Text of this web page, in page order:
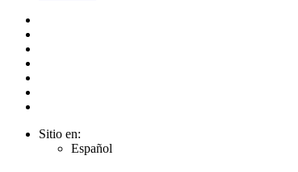
Sitio en:
Español